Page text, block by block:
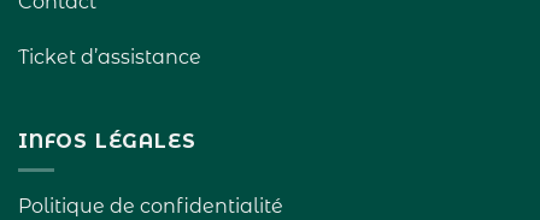
Ticket d’assistance
INFOS LÉGALES
Politique de confidentialité